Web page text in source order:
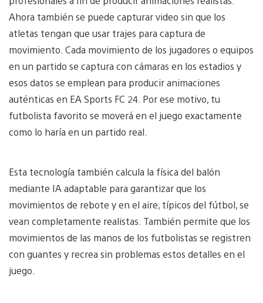
Ahora también se puede capturar video sin que los
atletas tengan que usar trajes para captura de
movimiento. Cada movimiento de los jugadores o equipos
en un partido se captura con cámaras en los estadios y
esos datos se emplean para producir animaciones
auténticas en EA Sports FC 24. Por ese motivo, tu
futbolista favorito se moverá en el juego exactamente
como lo haría en un partido real.
Esta tecnología también calcula la física del balón
mediante IA adaptable para garantizar que los
movimientos de rebote y en el aire, típicos del fútbol, se
vean completamente realistas. También permite que los
movimientos de las manos de los futbolistas se registren
con guantes y recrea sin problemas estos detalles en el
juego.